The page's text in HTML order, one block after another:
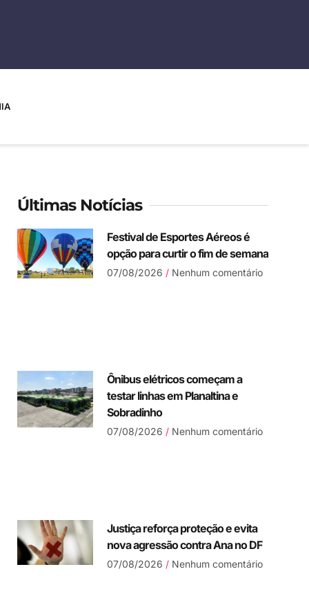
Últimas Notícias
Festival de Esportes Aéreos é
opção para curtir o fim de semana
07/08/2026 Nenhum comentário
Ônibus elétricos começam a
testar linhas em Planaltina e
Sobradinho
07/08/2026 Nenhum comentário
Justiça reforça proteção e evita
nova agressão contra Ana no DF
07/08/2026 Nenhum comentário